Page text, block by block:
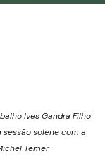
Ives Gandra Filho
sessão solene com a
Temer